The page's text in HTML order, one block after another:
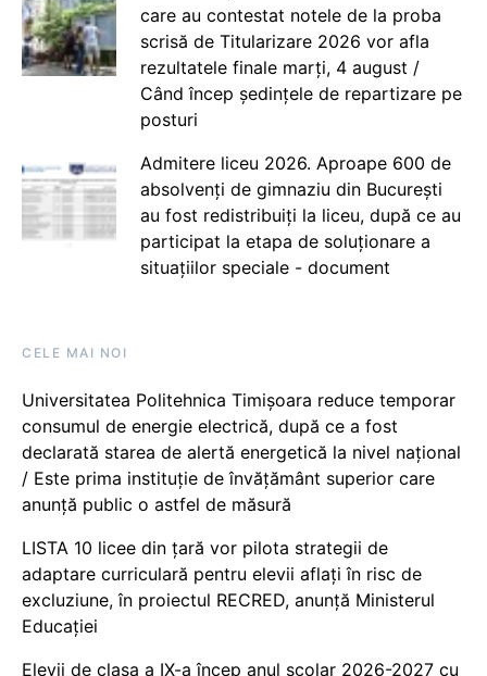
care au contestat notele de la proba
scrisă de Titularizare 2026 vor afla
rezultatele finale marți, 4 august /
Când încep ședințele de repartizare pe
posturi
Admitere liceu 2026. Aproape 600 de
absolvenți de gimnaziu din București
au fost redistribuiți la liceu, după ce au
participat la etapa de soluționare a
situațiilor speciale - document
CELE MAI NOI
Universitatea Politehnica Timișoara reduce temporar
consumul de energie electrică, după ce a fost
declarată starea de alertă energetică la nivel național
/ Este prima instituție de învățământ superior care
anunță public o astfel de măsură
LISTA 10 licee din țară vor pilota strategii de
adaptare curriculară pentru elevii aflați în risc de
excluziune, în proiectul RECRED, anunță Ministerul
Educației
Elevii de clasa a IX-a încep anul școlar 2026-2027 cu